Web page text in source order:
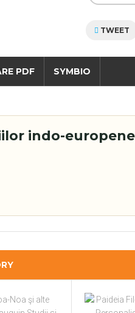
TWEET
PDF SYMBIO
indo-